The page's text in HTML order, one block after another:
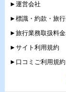
►運営会社
►標識・約款・旅
►旅行業務取扱料
►サイト利用規約
►口コミご利用規約